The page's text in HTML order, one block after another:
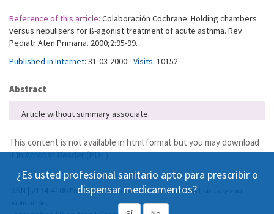
Reference of this article: Colaboración Cochrane. Holding chambers
versus nebulisers for ß-agonist treatment of acute asthma. Rev
Pediatr Aten Primaria. 2000;2:95-99.
Published in Internet: 31-03-2000 -Visits: 10152
Abstract
Article without summary associate.
This content is not available in html format but you may download
it inAcrobat Reader (PDF).
¿Es usted profesional sanitario apto para prescribir o
dispensar medicamentos?
Publicación Open Acess, incluida en DOAJ, sin cargo por